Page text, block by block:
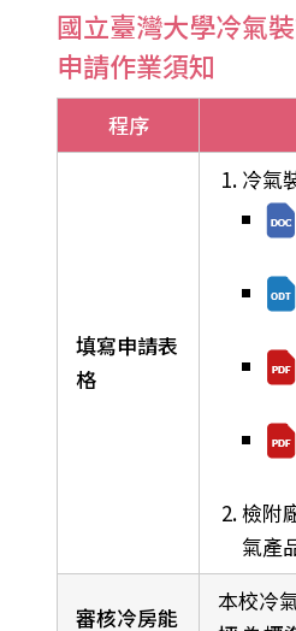
國立臺灣大學冷氣
申請作業須知
程序
填寫申請表
格
冷氣
檢附
氣產
審核冷房能
本校冷